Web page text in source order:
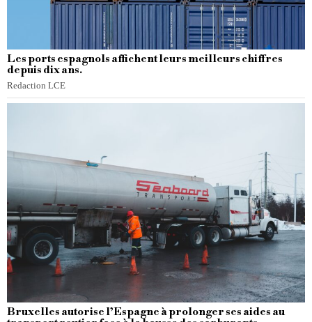
Les ports espagnols affichent leurs meilleurs chiffres
depuis dix ans.
Redaction LCE
Bruxelles autorise l’Espagne à prolonger ses aides au